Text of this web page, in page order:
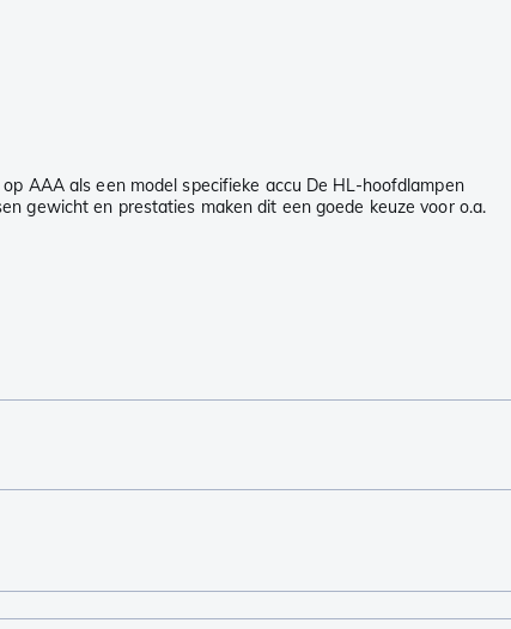
AAA als een model specifieke accu De HL-hoofdlampen
gewicht en prestaties maken dit een goede keuze voor o.a.